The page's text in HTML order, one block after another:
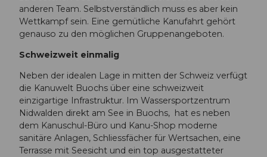
anderen Team. Selbstverständlich muss es aber kein
Wettkampf sein. Eine gemütliche Kanufahrt gehört
genauso zu den möglichen Gruppenangeboten.
Schweizweit einmalig
Neben der idealen Lage in mitten der Schweiz verfügt
die Kanuwelt Buochs über eine schweizweit
einzigartige Infrastruktur. Im Wassersportzentrum
Nidwalden direkt am See in Buochs, hat es neben
dem Kanuschul-Büro und Kanu-Shop moderne
sanitäre Anlagen, Schliessfächer für Wertsachen, eine
Terrasse mit Seesicht und ein top ausgestatteter